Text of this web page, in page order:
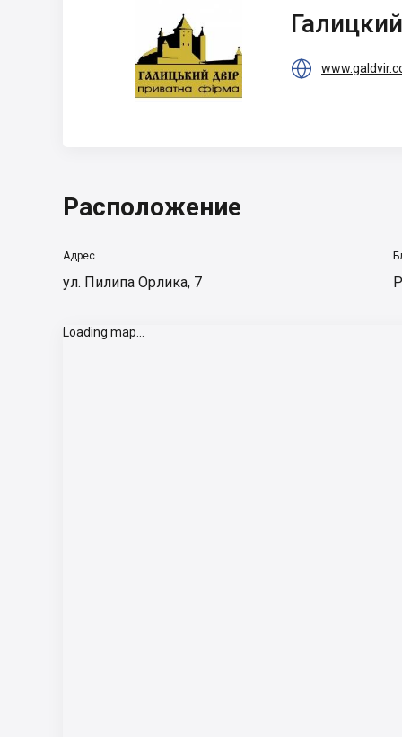

Расположение
Адрес
ул. Пилипа Орлика, 7
Loading map...